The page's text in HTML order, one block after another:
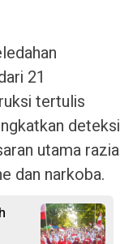
21
tertulis
deteksi
utama razia
dan narkoba.